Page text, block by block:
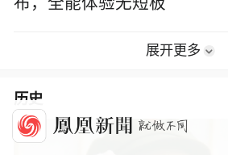
展开更多
历史